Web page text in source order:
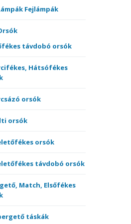
fotelek
Etetőanyag Szettek
Horgok
merítőfejek,
Fejlámpák
távdobó orsók
Hátsófékes
orsók
orsók
orsók
távdobó orsók
Match, Elsőfékes
táskák